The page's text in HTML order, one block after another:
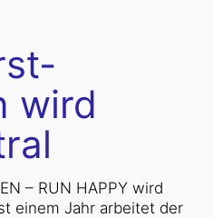
wird
– RUN HAPPY wird
einem Jahr arbeitet der